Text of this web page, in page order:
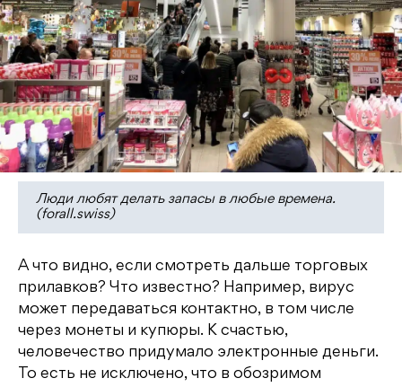
Люди любят делать запасы в любые времена.
(forall.swiss)
А что видно, если смотреть дальше торговых
прилавков? Что известно? Например, вирус
может передаваться контактно, в том числе
через монеты и купюры. К счастью,
человечество придумало электронные деньги.
То есть не исключено, что в обозримом